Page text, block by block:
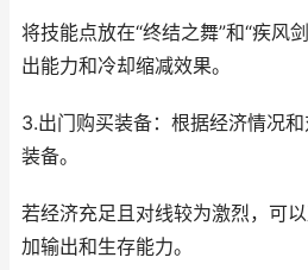
将技能点放在“终结之舞”和“疾风
出能力和冷却缩减效果。
3.出门购买装备：根据经济情况
装备。
若经济充足且对线较为激烈，可
加输出和生存能力。